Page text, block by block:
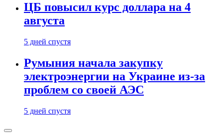
ЦБ повысил курс доллара на 4
августа
5 дней спустя
Румыния начала закупку
электроэнергии на Украине из-за
проблем со своей АЭС
5 дней спустя